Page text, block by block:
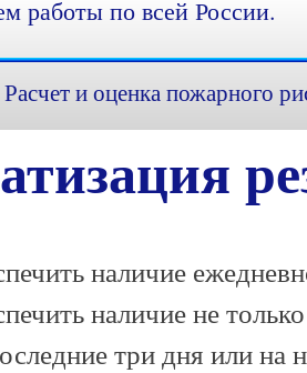
работы по всей России.
Расчет и оценка пожарного
наличие
наличие не
три дня или на